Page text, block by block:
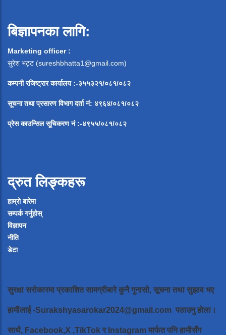
बिज्ञापनका लागि:
Marketing officer :
सुरेश भट्ट (sureshbhatta1@gmail.com)
कम्पनी रजिष्ट्रार कार्यालय :-३५५३२१/०८१/०८२
सूचना तथा प्रसारण विभाग दर्ता नं: ४९६४/०८१/०८२
प्रेस काउन्सिल सूचिकरण नं:-४९५५/०८१/०८२
द्रुत लिङ्कहरू
हाम्रो बारेमा
सम्पर्क गर्नुहोस्
विज्ञापन
नीति
डेटा
सुरक्षा सरोकारमा प्रकाशित सामग्रीबारे कुनै गुनासो, सूचना तथा सुझाव भए
हामीलाई-Surakshyasarokar2024@gmail.com पठाउनु होला।
साथै, Facebook,X ,TikTok र Instagram मार्फत पनि हामीसँग